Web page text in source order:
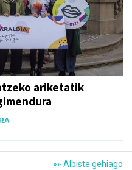
ariketatik
»» Albiste gehiago